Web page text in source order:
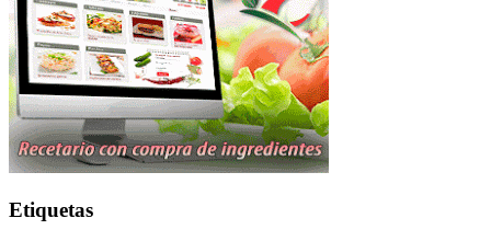
Etiquetas